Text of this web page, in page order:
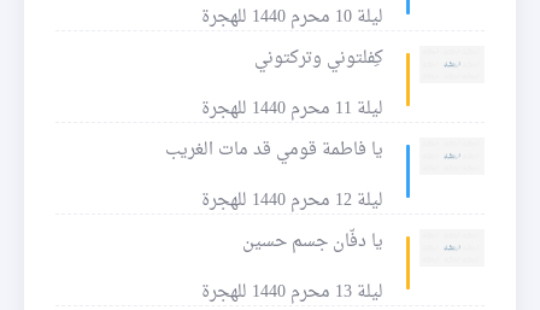
ليلة 10 محرم 1440 للهجرة
كِفلتوني وتركتوني
ليلة 11 محرم 1440 للهجرة
يا فاطمة قومي قد مات الغريب
ليلة 12 محرم 1440 للهجرة
يا دفّان جسم حسين
ليلة 13 محرم 1440 للهجرة